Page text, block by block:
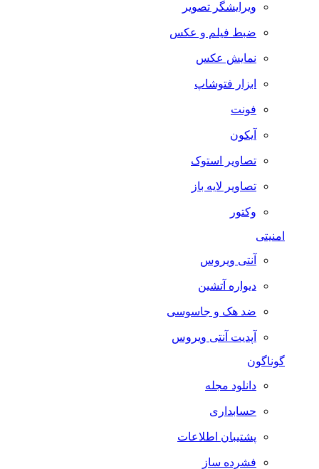
ویرایشگر تصویر
ضبط فيلم و عكس
نمایش عکس
ابزار فتوشاپ
فونت
آیکون
تصاویر استوک
تصاویر لایه باز
وکتور
امنیتی
آنتی ویروس
دیواره آتشین
ضد هک و جاسوسی
آپدیت آنتی ویروس
گوناگون
دانلود مجله
حسابداری
پشتیبان اطلاعات
فشرده ساز